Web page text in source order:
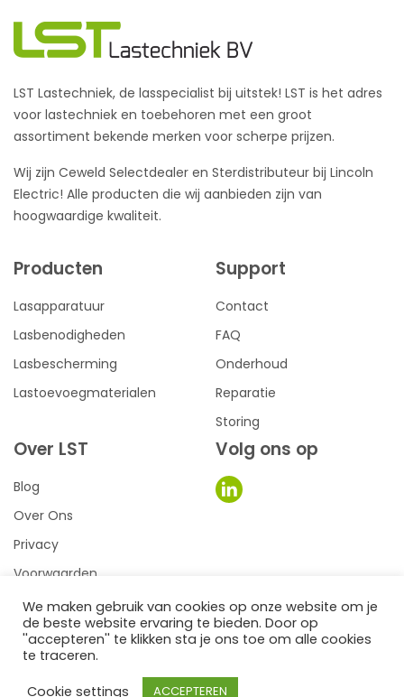
LST Lastechniek, de lasspecialist bij uitstek! LST is het adres
voor lastechniek en toebehoren met een groot
assortiment bekende merken voor scherpe prijzen.
Wij zijn Ceweld Selectdealer en Sterdistributeur bij Lincoln
Electric! Alle producten die wij aanbieden zijn van
hoogwaardige kwaliteit.
Producten
Lasapparatuur
Lasbenodigheden
Lasbescherming
Lastoevoegmaterialen
Support
Contact
FAQ
Onderhoud
Reparatie
Storing
Over LST
Blog
Over Ons
Privacy
Voorwaarden
Volg ons op
een we make it website
We maken gebruik van cookies op onze website om je
de beste website ervaring te bieden. Door op
''accepteren'' te klikken sta je ons toe om alle cookies
te traceren.
Cookie settings
ACCEPTEREN